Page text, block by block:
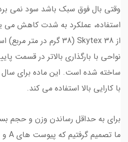
استفاده، عملکرد به شدت کاهش می
نواحی با بارگذاری بالاتر در قسمت
با کارایی بالا استفاده می کند.
برای به حداقل رساندن وزن و حجم